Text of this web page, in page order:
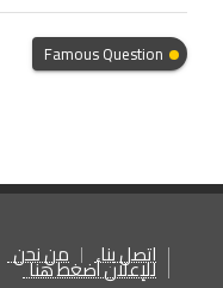
Famous Question
اتصل بنا من نحن
للإعلان أضغط هنا